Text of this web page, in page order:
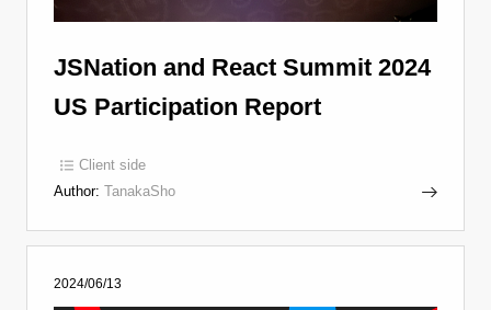
JSNation and React Summit 2024
US Participation Report
Client side
Author: TanakaSho
2024/06/13